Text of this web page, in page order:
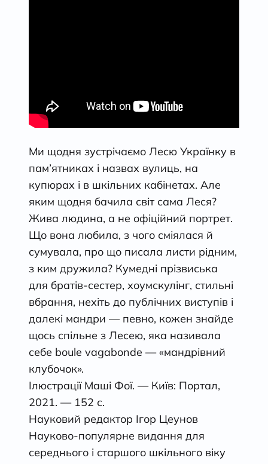
Ми щодня зустрічаємо Лесю Українку в
пам’ятниках і назвах вулиць, на
купюрах і в шкільних кабінетах. Але
яким щодня бачила світ сама Леся?
Жива людина, а не офіційний портрет.
Що вона любила, з чого сміялася й
сумувала, про що писала листи рідним,
з ким дружила? Кумедні прізвиська
для братів-сестер, хоумскулінг, стильні
вбрання, нехіть до публічних виступів і
далекі мандри — певно, кожен знайде
щось спільне з Лесею, яка називала
себе boule vagabonde — «мандрівний
клубочок».
Ілюстрації Маші Фої. — Київ: Портал,
2021. — 152 с.
Науковий редактор Ігор Цеунов
Науково-популярне видання для
середнього і старшого шкільного віку